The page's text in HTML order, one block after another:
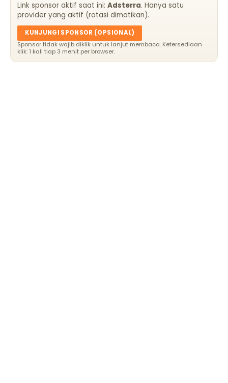
Link sponsor aktif saat ini:Adsterra. Hanya satu
provider yang aktif (rotasi dimatikan).
KUNJUNGI SPONSOR (OPSIONAL)
Sponsor tidak wajib diklik untuk lanjut membaca. Ketersediaan
klik: 1 kali tiap 3 menit per browser.